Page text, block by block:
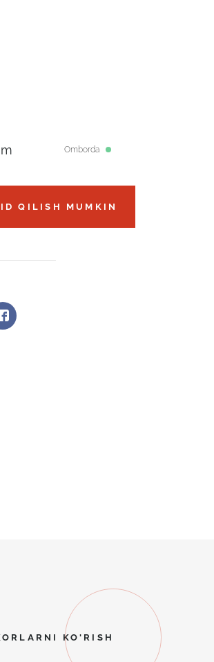
Omborda
QILISH MUMKIN
KO'RISH